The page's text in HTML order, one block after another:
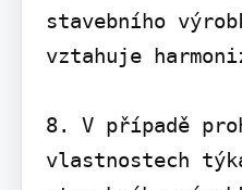
stavebního
vztahuje
8. V případě
vlastnostech